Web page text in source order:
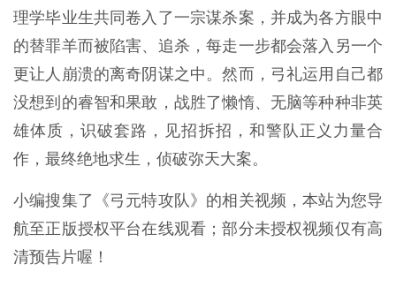
理学毕业生共同卷入了一宗谋杀案，并成为各方眼中
的替罪羊而被陷害、追杀，每走一步都会落入另一个
更让人崩溃的离奇阴谋之中。然而，弓礼运用自己都
没想到的睿智和果敢，战胜了懒惰、无脑等种种非英
雄体质，识破套路，见招拆招，和警队正义力量合
作，最终绝地求生，侦破弥天大案。
小编搜集了《弓元特攻队》的相关视频，本站为您导
航至正版授权平台在线观看；部分未授权视频仅有高
清预告片喔！